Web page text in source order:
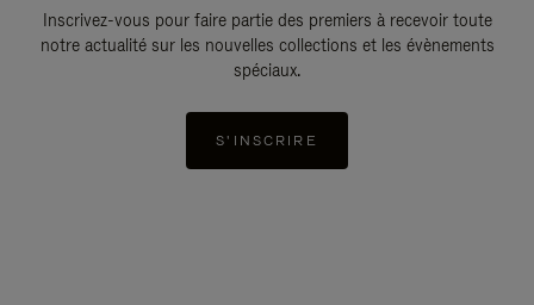
Inscrivez-vous pour faire partie des premiers à recevoir toute
notre actualité sur les nouvelles collections et les évènements
spéciaux.
S'INSCRIRE